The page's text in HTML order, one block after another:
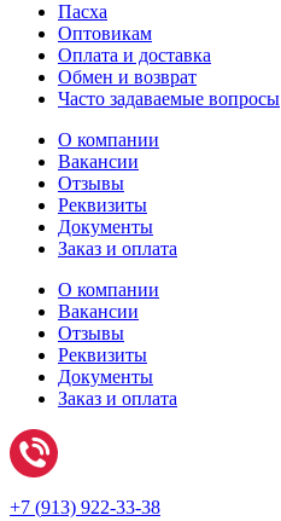
Пасха
Оптовикам
Оплата и доставка
Обмен и возврат
Часто задаваемые вопросы
О компании
Вакансии
Отзывы
Реквизиты
Документы
Заказ и оплата
О компании
Вакансии
Отзывы
Реквизиты
Документы
Заказ и оплата
+7 (913) 922-33-38